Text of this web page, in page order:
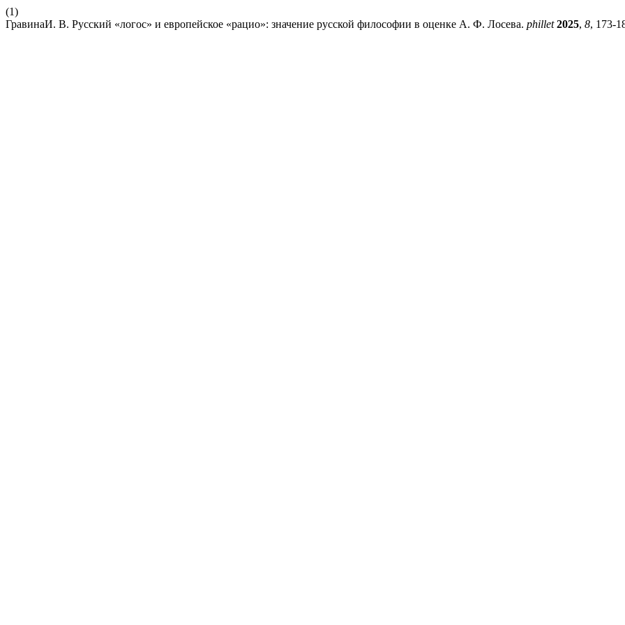
(1)
ГравинаИ. В. Русский «логос» и европейское «рацио»: значение русской философии в оценке А. Ф. Лосева. phillet 2025, 8, 173-